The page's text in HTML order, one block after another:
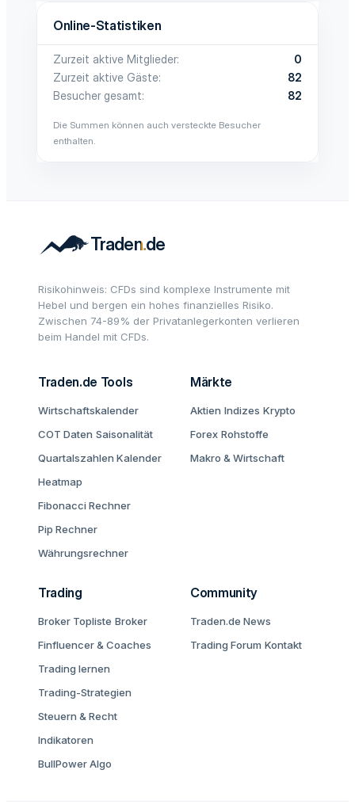
Online-Statistiken
Zurzeit aktive Mitglieder
0
Zurzeit aktive Gäste
82
Besucher gesamt
82
Die Summen können auch versteckte Besucher
enthalten.
Risikohinweis: CFDs sind komplexe Instrumente mit
Hebel und bergen ein hohes finanzielles Risiko.
Zwischen 74-89% der Privatanlegerkonten verlieren
beim Handel mit CFDs.
Traden.de Tools
Wirtschaftskalender
COT Daten Saisonalität
Quartalszahlen Kalender
Heatmap
Fibonacci Rechner
Pip Rechner
Währungsrechner
Märkte
Aktien Indizes Krypto
Forex Rohstoffe
Makro & Wirtschaft
Trading
Broker Topliste Broker
Finfluencer & Coaches
Trading lernen
Trading-Strategien
Steuern & Recht
Indikatoren
BullPower Algo
Community
Traden.de News
Trading Forum Kontakt